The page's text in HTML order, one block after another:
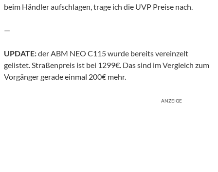
beim Händler aufschlagen, trage ich die UVP Preise nach.
—
UPDATE:der ABM NEO C115 wurde bereits vereinzelt
gelistet. Straßenpreis ist bei 1299€. Das sind im Vergleich zum
Vorgänger gerade einmal 200€ mehr.
ANZEIGE